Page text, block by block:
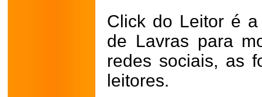
Click do Leitor é
de Lavras para
redes sociais, as
leitores.